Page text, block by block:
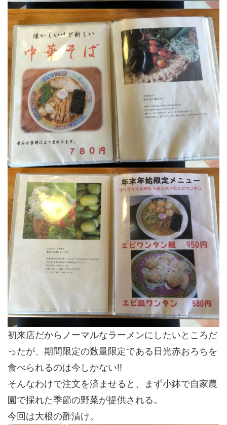
初来店だからノーマルなラーメンにしたいところだ
ったが、期間限定の数量限定である日光赤おろちを
食べられるのは今しかない!!
そんなわけで注文を済ませると、まず小鉢で自家農
園で採れた季節の野菜が提供される。
今回は大根の酢漬け。